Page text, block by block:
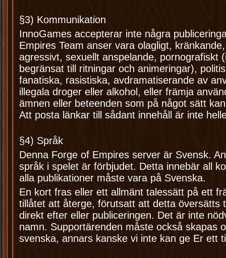
§3) Kommunikation
InnoGames accepterar inte några
Empires Team anser vara olagligt,
agressivt, sexuellt anspelande, pornografiskt
begränsat till ritningar och animeringar),
fanatiska, rasistiska, avdramatiserande av
illegala droger eller alkohol, eller främja
ämnen eller beteenden som på något sätt
Att posta länkar till sådant innehåll är inte
§4) Språk
Denna Forge of Empires server är Svensk.
språk i spelet är förbjudet. Detta innebär all
alla publikationer måste vara på Svenska.
En kort fras eller ett allmänt talessätt på ett
tillåtet att återge, förutsatt att detta översätts
direkt efter eller publiceringen. Det är inte
namn. Supportärenden måste också skapas
svenska, annars kanske vi inte kan ge Er ett